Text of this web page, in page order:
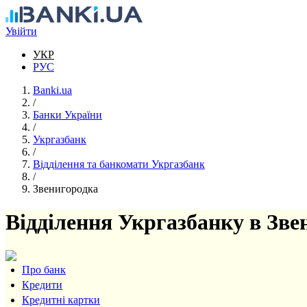
Перейти до основного вмісту
Увійти
УКР
РУС
Banki.ua
/
Банки України
/
Укргазбанк
/
Відділення та банкомати Укргазбанк
/
Звенигородка
Відділення Укргазбанку в
Про банк
Кредити
Кредитні картки